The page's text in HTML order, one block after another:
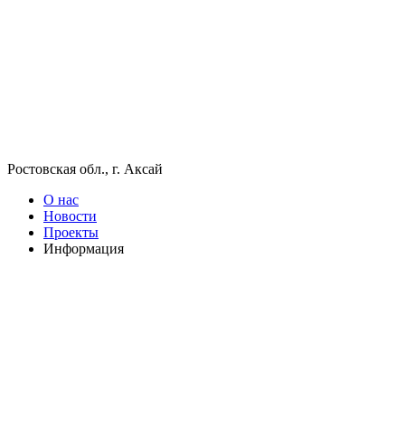
Ростовская обл., г. Аксай
О нас
Новости
Проекты
Информация